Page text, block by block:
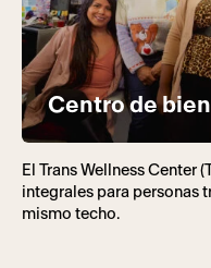
Centro de
El Trans Wellness Center
integrales para personas
mismo techo.